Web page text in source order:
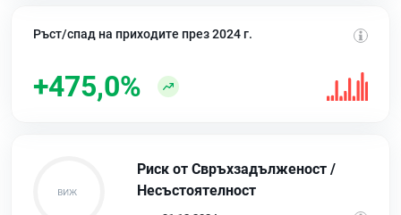
Ръст/спад на приходите през 2024 г.
+475,0%
Риск от Свръхзадълженост /
Несъстоятелност